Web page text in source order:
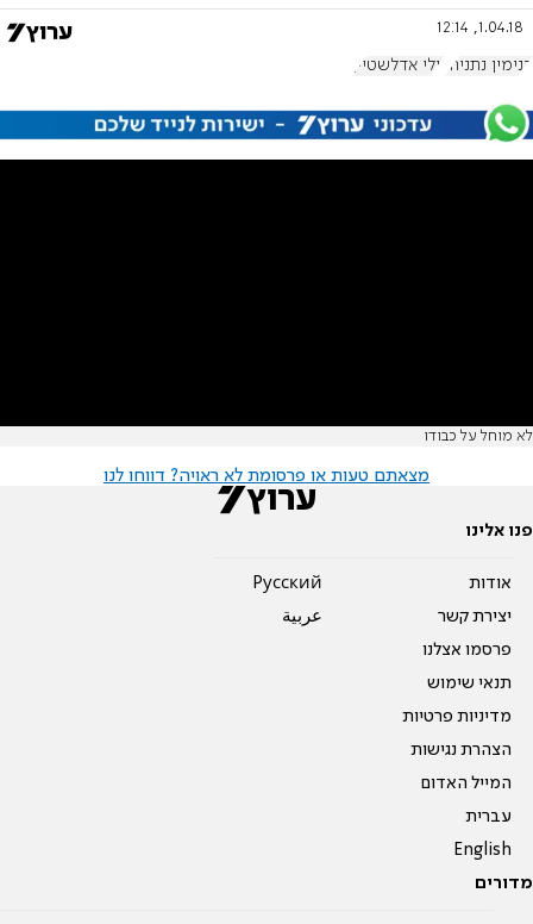
1.04.18, 12:14
בנימין נתניהו יולי אדלשטיין
לא מוחל על כבודו
מצאתם טעות או פרסומת לא ראויה? דווחו לנו
פנו אלינו
אודות
יצירת קשר
פרסמו אצלנו
תנאי שימוש
מדיניות פרטיות
הצהרת נגישות
המייל האדום
עברית
English
Pусский
عربية
מדורים